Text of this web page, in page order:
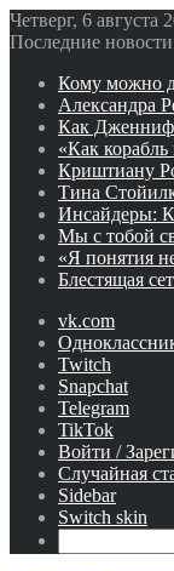
Четверг, 6 августа
Последние новости
Кому можно
Александра
Как
«Как
Криштиану
Тина
Инсайдеры:
Мы с тобой
«Я понятия
Блестящая
vk.com
Twitch
Snapchat
Telegram
TikTok
Войти /
Случайная
Sidebar
Switch skin